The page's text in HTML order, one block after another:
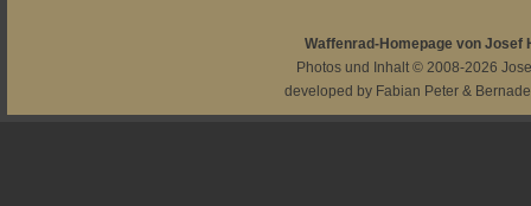
Waffenrad-Homepage von Josef
Photos und Inhalt © 2008-2026
developed by Fabian Peter &